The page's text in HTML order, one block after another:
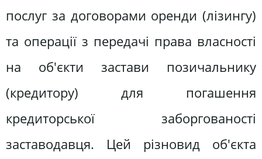
послуг за договорами оренди (лізингу)
та операції з передачі права власності
на об'єкти застави позичальнику
(кредитору) для погашення
кредиторської заборгованості
заставодавця. Цей різновид об'єкта